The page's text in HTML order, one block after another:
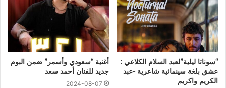
“سوناتا ليلية”لعبد السلام الكلاعي :
عشق بلغة سينمائية شاعرية -عبد
الكريم واكريم
أغنية “سعودي وأسمر” ضمن البوم
جديد للفنان أحمد سعد
2024-08-07